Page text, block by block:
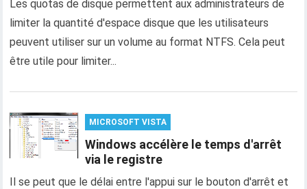
Les quotas de disque permettent aux administrateurs de
limiter la quantité d'espace disque que les utilisateurs
peuvent utiliser sur un volume au format NTFS. Cela peut
être utile pour limiter...
MICROSOFT VISTA
Windows accélère le temps d'arrêt
via le registre
Il se peut que le délai entre l'appui sur le bouton d'arrêt et